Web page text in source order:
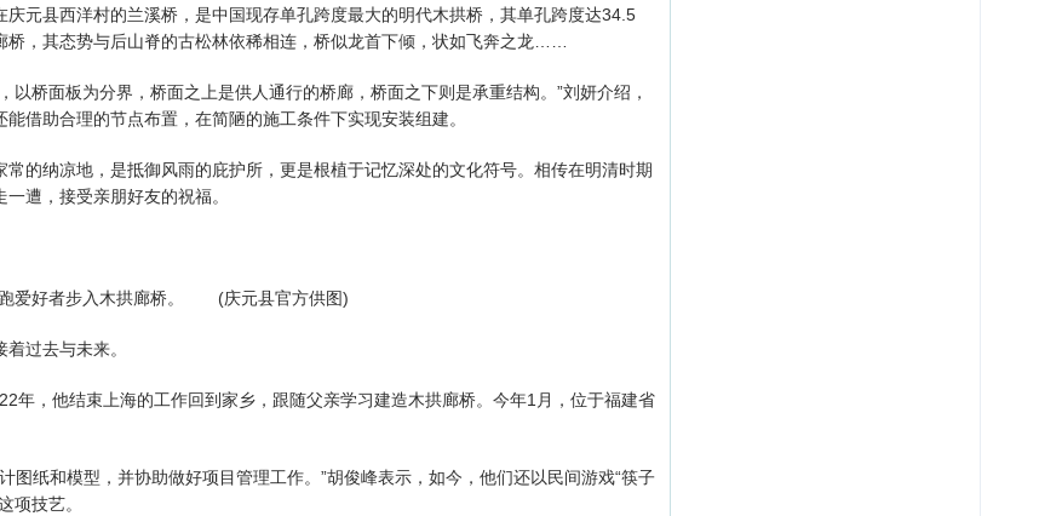
元县西洋村的兰溪桥，是中国现存单孔跨度最大的明代木拱桥，其单孔跨度达34.5
，其态势与后山脊的古松林依稀相连，桥似龙首下倾，状如飞奔之龙……
桥面板为分界，桥面之上是供人通行的桥廊，桥面之下则是承重结构。”刘妍介绍，
借助合理的节点布置，在简陋的施工条件下实现安装组建。
纳凉地，是抵御风雨的庇护所，更是根植于记忆深处的文化符号。相传在明清时期
遭，接受亲朋好友的祝福。
爱好者步入木拱廊桥。 (庆元县官方供图)
过去与未来。
，他结束上海的工作回到家乡，跟随父亲学习建造木拱廊桥。今年1月，位于福建省
纸和模型，并协助做好项目管理工作。”胡俊峰表示，如今，他们还以民间游戏“筷子
项技艺。